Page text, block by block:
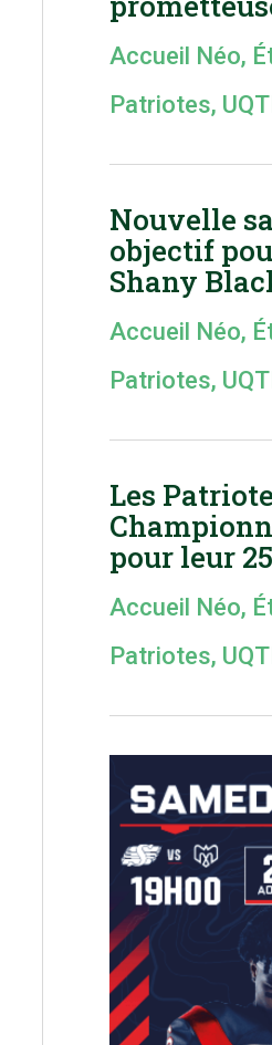
Accueil Néo,
Patriotes,
Nouvelle
objectif
Shany
Accueil Néo,
Patriotes,
Les
pour leur
Accueil Néo,
Patriotes,